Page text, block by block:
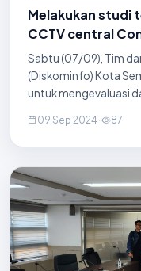
Melakukan studi
CCTV central
Sabtu (07/09), Tim
(Diskominfo) Kota
untuk mengevaluasi
Kegiatan ini
09 Sep 2024 · 87